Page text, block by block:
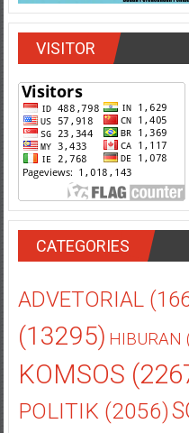
VISITOR
CATEGORIES
ADVETORIAL
(13295)HIBURAN
KOMSOS
POLITIK(2056)
KALIMANTAN